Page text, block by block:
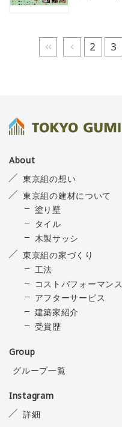
最初へ 前へ
2 3
About
東京組の想い
東京組の建材について
塗り壁
タイル
木製サッシ
東京組の家づくり
工法
コストパフォーマンス
アフターサービス
建築家紹介
受賞歴
Group
グループ一覧
Instagram
詳細